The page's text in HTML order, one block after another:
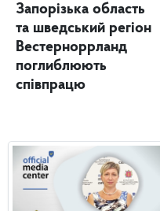
Запорізька область
та шведський регіон
Вестерноррланд
поглиблюють
співпрацю